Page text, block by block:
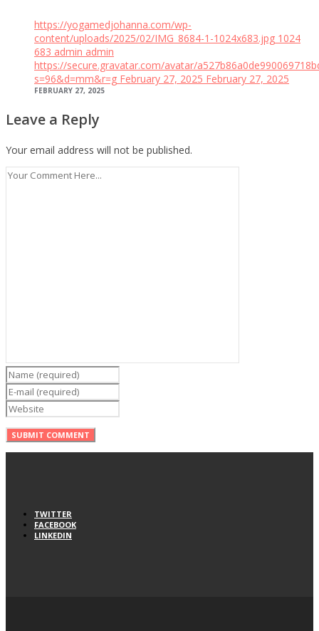
https://yogamedjohanna.com/wp-
content/uploads/2025/02/IMG_8684-1-1024x683.jpg 1024
683 admin admin
https://secure.gravatar.com/avatar/
s=96&d=mm&r=g February 27, 2025 February 27, 2025
FEBRUARY 27, 2025
Leave a Reply
Your email address will not be published.
TWITTER
FACEBOOK
LINKEDIN